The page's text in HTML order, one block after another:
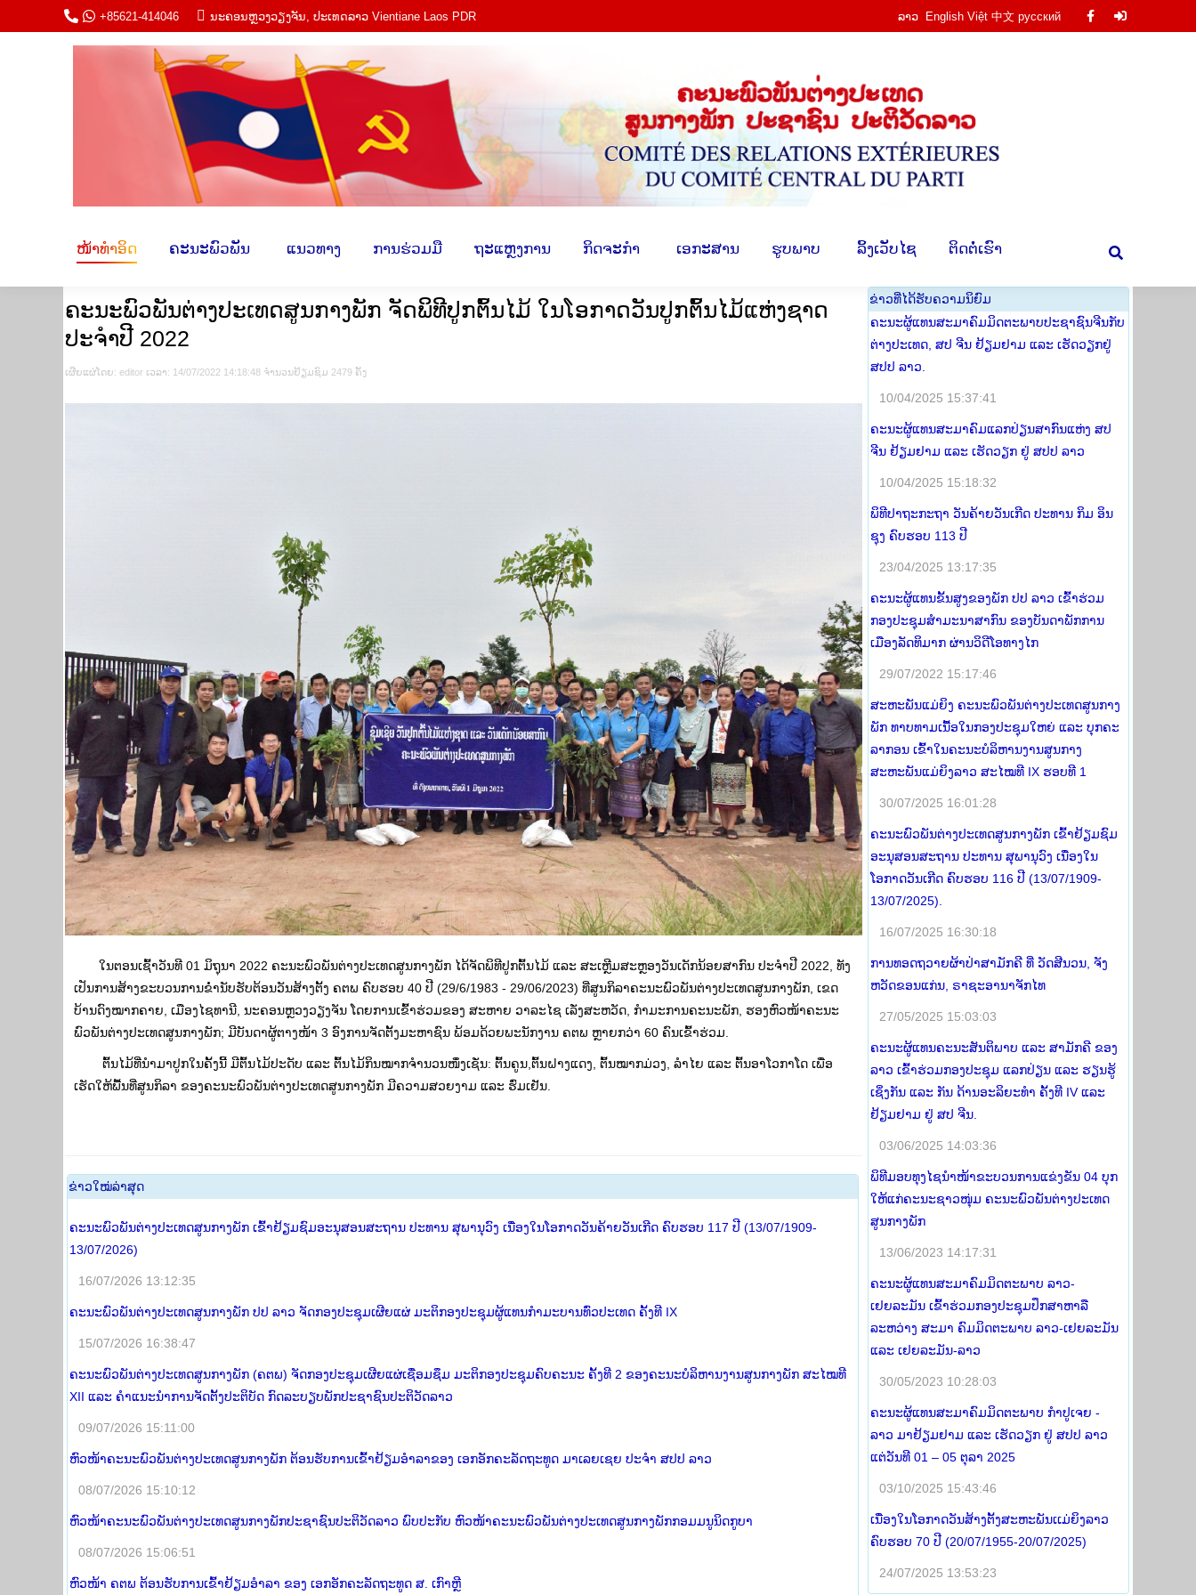
+85621-414046 ນະ​ຄອນຫຼວງວຽງ​ຈັນ, ປະ​ເທດ​ລາວ Vientiane Laos PDR ລາວ English Việt 中文 русский
Facebook
ໜ້າ​ທຳ​ອິດ ຄະ​ນະພົວ​ພັນ​ ​ ແນວ​ທາງ​ ​ການ​ຮ່ວມ​ມື ​ຖະ​ແຫຼງ​ການ ​ກິດ​ຈະ​ກຳ ​ ເອ​ກະ​ສານ ​ຮູບ​ພາບ ​ ລິ້ງ​ເວັບ​ໄຊ ​ຕິດ​ຕໍ່​ເຮົາ Search:
ຄະນະພົວພັນຕ່າງປະເທດສູນກາງພັກ ຈັດພິທີປູກຕົ້ນໄມ້ ໃນໂອກາດວັນປູກຕົ້ນໄມ້ແຫ່ງຊາດ
ປະຈຳປີ 2022
ເຜີຍ​ແຜ່​ໂດຍ​: editor ເວ​ລາ: 14/07/2022 14:18:48 ຈຳ​ນວນ​​ຢ້ຽມ​ຊົມ 2479 ຄັ້ງ
ໃນຕອນເຊົ້າວັນທີ 01 ມິຖຸນາ 2022 ຄະນະພົວພັນຕ່າງປະເທດສູນກາງພັກ ໄດ້ຈັດພິທີປູກຕົ້ນໄມ້ ແລະ ສະເຫຼີມສະຫຼອງວັນເດັກນ້ອຍສາກົນ ປະຈຳປີ 2022, ທັງ
ເປັນການສ້າງຂະບວນການຂໍ່ານັບຮັບຕ້ອນວັນສ້າງຕັ້ງ ຄຕພ ຄົບຮອບ 40 ປີ (29/6/1983 - 29/06/2023) ທີ່ສູນກິລາຄະນະພົວພັນຕ່າງປະເທດສູນກາງພັກ, ເຂດ
ບ້ານດົງໝາກຄາຍ, ເມືອງໄຊທານີ, ນະຄອນຫຼວງວຽງຈັນ ໂດຍການເຂົ້າຮ່ວມຂອງ ສະຫາຍ ວາລະໄຊ ເລັ່ງສະຫວັດ, ກຳມະການຄະນະພັກ, ຮອງຫົວໜ້າຄະນະ
ພົວພັນຕ່າງປະເທດສູນກາງພັກ; ມີບັນດາຜູ້ຕາງໜ້າ 3 ອົງການຈັດຕັ້ງມະຫາຊົນ ພ້ອມດ້ວຍພະນັກງານ ຄຕພ ຫຼາຍກວ່າ 60 ຄົນເຂົ້າຮ່ວມ.
ຕົ້ນໄມ້ທີ່ນໍາມາປູກໃນຄັ້ງນີ້ ມີຕົ້ນໄມ້ປະດັບ ແລະ ຕົ້ນໄມ້ກິນໝາກຈຳນວນໜຶ່ງເຊັ່ນ: ຕົ້ນຄູນ,ຕົ້ນຝາງແດງ, ຕົ້ນໝາກມ່ວງ, ລຳໄຍ ແລະ ຕົ້ນອາໂວກາໂດ ເພື່ອ
ເຮັດໃຫ້ພື້ນທີ່ສູນກິລາ ຂອງຄະນະພົວພັນຕ່າງປະເທດສູນກາງພັກ ມີຄວາມສວຍງາມ ແລະ ຮົ່ມເຢັນ.
​ຂ່າວ​ໃໝ່​ລ່າ​ສຸດ
ຄະນະພົວພັນຕ່າງປະເທດສູນກາງພັກ ເຂົ້າຢ້ຽມຊົມອະນຸສອນສະຖານ ປະທານ ສຸພານຸວົງ ເນື່ອງໃນໂອກາດວັນຄ້າຍວັນເກີດ ຄົບຮອບ 117 ປີ (13/07/1909-
13/07/2026)
16/07/2026 13:12:35
ຄະນະພົວພັນຕ່າງປະເທດສູນກາງພັກ ປປ ລາວ ຈັດກອງປະຊຸມເຜີຍແຜ່ ມະຕິກອງປະຊຸມຜູ້ແທນກຳມະບານທົ່ວປະເທດ ຄັ້ງທີ IX
15/07/2026 16:38:47
ຄະນະພົວພັນຕ່າງປະເທດສູນກາງພັກ (ຄຕພ) ຈັດກອງປະຊຸມເຜີຍແຜ່ເຊື່ອມຊຶມ ມະຕິກອງປະຊຸມຄົບຄະນະ ຄັ້ງທີ 2 ຂອງຄະນະບໍລິຫານງານສູນກາງພັກ ສະໄໝທີ
XII ແລະ ຄໍາແນະນໍາການຈັດຕັ້ງປະຕິບັດ ກົດລະບຽບພັກປະຊາຊົນປະຕິວັດລາວ
09/07/2026 15:11:00
ຫົວໜ້າຄະນະພົວພັນຕ່າງປະເທດສູນກາງພັກ ຕ້ອນຮັບການເຂົ້າຢ້ຽມອຳລາຂອງ ເອກອັກຄະລັດຖະທູດ ມາເລຍເຊຍ ປະຈຳ ສປປ ລາວ
08/07/2026 15:10:12
ຫົວໜ້າຄະນະພົວພັນຕ່າງປະເທດສູນກາງພັກປະຊາຊົນປະຕິວັດລາວ ພົບປະກັບ ຫົວໜ້າຄະນະພົວພັນຕ່າງປະເທດສູນກາງພັກກອມມນູນິດກູບາ
08/07/2026 15:06:51
ຫົວໜ້າ ຄຕພ ຕ້ອນຮັບການເຂົ້າຢ້ຽມອໍາລາ ຂອງ ເອກອັກຄະລັດຖະທູດ ສ. ເກົາຫຼີ
​ຂ່າວ​ທີ່​ໄດ້​ຮັບ​ຄວາມ​ນິ​ຍົມ
ຄະນະຜູ້ແທນສະມາຄົມມິດຕະພາບປະຊາຊົນຈີນກັບ
ຕ່າງປະເທດ, ສປ ຈີນ ຢ້ຽມຢາມ ແລະ ເຮັດວຽກຢູ່
ສປປ ລາວ.
10/04/2025 15:37:41
ຄະນະຜູ້ແທນສະມາຄົມແລກປ່ຽນສາກົນແຫ່ງ ສປ
ຈີນ ຢ້ຽມຢາມ ແລະ ເຮັດວຽກ ຢູ່ ສປປ ລາວ
10/04/2025 15:18:32
ພິທີປາຖະກະຖາ ວັນຄ້າຍວັນເກີດ ປະທານ ກິມ ອິນ
ຊຸງ ຄົບຮອບ 113 ປີ
23/04/2025 13:17:35
ຄະນະຜູ້ແທນຂັ້ນສູງຂອງພັກ ປປ ລາວ ເຂົ້າຮ່ວມ
ກອງປະຊຸມສໍາມະນາສາກົນ ຂອງບັນດາພັກການ
ເມືອງລັດທິມາກ ຜ່ານວິດີໂອທາງໄກ
29/07/2022 15:17:46
ສະຫະພັນແມ່ຍິງ ຄະນະພົວພັນຕ່າງປະເທດສູນກາງ
ພັກ ທາບທາມເນື້ອໃນກອງປະຊຸມໃຫຍ່ ແລະ ບຸກຄະ
ລາກອນ ເຂົ້າໃນຄະນະບໍລິຫານງານສູນກາງ
ສະຫະພັນແມ່ຍິງລາວ ສະໄໝທີ IX ຮອບທີ 1
30/07/2025 16:01:28
ຄະນະພົວພັນຕ່າງປະເທດສູນກາງພັກ ເຂົ້າຢ້ຽມຊົມ
ອະນຸສອນສະຖານ ປະທານ ສຸພານຸວົງ ເນື່ອງໃນ
ໂອກາດວັນເກີດ ຄົບຮອບ 116 ປີ (13/07/1909-
13/07/2025).
16/07/2025 16:30:18
ການທອດຖວາຍຜ້າປ່າສາມັກຄີ ທີ່ ວັດສີນວນ, ຈັງ
ຫວັດຂອນແກ່ນ, ຣາຊະອານາຈັກໄທ
27/05/2025 15:03:03
ຄະນະຜູ້ແທນຄະນະສັນຕິພາບ ແລະ ສາມັກຄີ ຂອງ
ລາວ ເຂົ້າຮ່ວມກອງປະຊຸມ ແລກປ່ຽນ ແລະ ຮຽນຮູ້
ເຊິ່ງກັນ ແລະ ກັນ ດ້ານອະລິຍະທໍາ ຄັ້ງທີ IV ແລະ
ຢ້ຽມຢາມ ຢູ່ ສປ ຈີນ.
03/06/2025 14:03:36
ພິທີມອບທຸງໄຊນຳໜ້າຂະບວນການແຂ່ງຂັນ 04 ບຸກ
ໃຫ້ແກ່ຄະນະຊາວໜຸ່ມ ຄະນະພົວພັນຕ່າງປະເທດ
ສູນກາງພັກ
13/06/2023 14:17:31
ຄະນະຜູ້ແທນສະມາຄົມມິດຕະພາບ ລາວ-
ເຢຍລະມັນ ເຂົ້າຮ່ວມກອງປະຊຸມປຶກສາຫາລື
ລະຫວ່າງ ສະມາ ຄົມມິດຕະພາບ ລາວ-ເຢຍລະມັນ
ແລະ ເຢຍລະມັນ-ລາວ
30/05/2023 10:28:03
ຄະນະຜູ້ແທນສະມາຄົມມິດຕະພາບ ກໍາປູເຈຍ -
ລາວ ມາຢ້ຽມຢາມ ແລະ ເຮັດວຽກ ຢູ່ ສປປ ລາວ
ແຕ່ວັນທີ 01 – 05 ຕຸລາ 2025
03/10/2025 15:43:46
ເນື່ອງໃນໂອກາດວັນສ້າງຕັ້ງສະຫະພັນເເມ່ຍິງລາວ
ຄົບຮອບ 70 ປີ (20/07/1955-20/07/2025)
24/07/2025 13:53:23
ໜ້າ​ທຳ​ອິດ ຄະ​ນະພົວ​ພັນ​ ​ ແນວ​ທາງ​ ​ການ​ຮ່ວມ​ມື ​ຖະ​ແຫຼງ​ການ ​ກິດ​ຈະ​ກຳ ​ ເອ​ກະ​ສານ ​ຮູບ​ພາບ ​ ລິ້ງ​ເວັບ​ໄຊ ​ຕິດ​ຕໍ່​ເຮົາ Search: